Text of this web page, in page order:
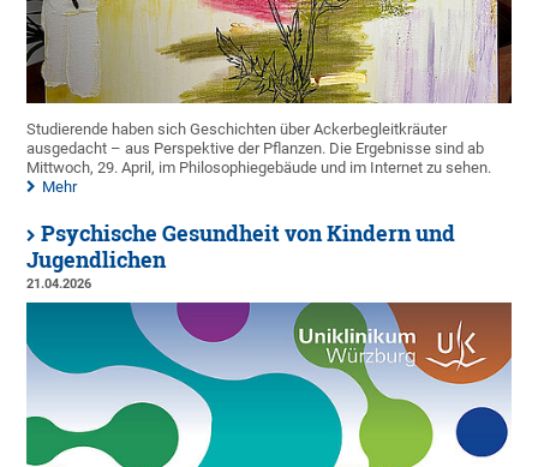
Studierende haben sich Geschichten über Ackerbegleitkräuter
ausgedacht – aus Perspektive der Pflanzen. Die Ergebnisse sind ab
Mittwoch, 29. April, im Philosophiegebäude und im Internet zu sehen.
Mehr
Psychische Gesundheit von Kindern und
Jugendlichen
21.04.2026